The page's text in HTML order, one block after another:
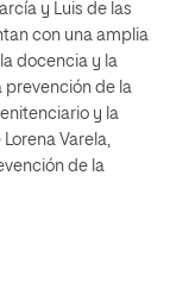
y Luis de las
con una amplia
docencia y la
prevención de la
y la
Varela,
de la